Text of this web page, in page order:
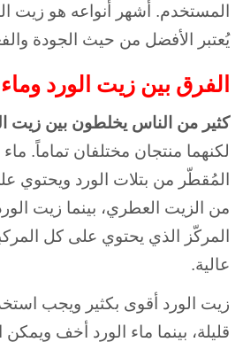
المستخدم. أشهر أنواعه هو زيت
يُعتبر الأفضل من حيث الجودة
الفرق بين زيت الورد وماء
كثير من الناس يخلطون بين زيت
لكنهما منتجان مختلفان تماماً. ماء
المُقطّر من بتلات الورد ويحتوي
من الزيت العطري، بينما زيت
المركّز الذي يحتوي على كل
عالية.
زيت الورد أقوى بكثير ويجب
قليلة، بينما ماء الورد أخف